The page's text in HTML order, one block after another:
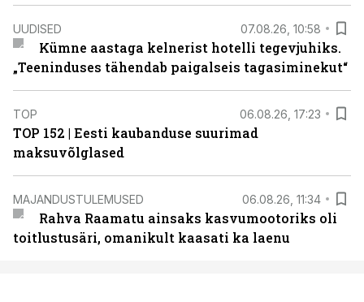
UUDISED 07.08.26, 10:58
Kümne aastaga kelnerist hotelli tegevjuhiks.
„Teeninduses tähendab paigalseis tagasiminekut“
TOP 06.08.26, 17:23
TOP 152 | Eesti kaubanduse suurimad
maksuvõlglased
MAJANDUSTULEMUSED 06.08.26, 11:34
Rahva Raamatu ainsaks kasvumootoriks oli
toitlustusäri, omanikult kaasati ka laenu